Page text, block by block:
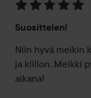
5
/
5
Suosittelen!
Niin hyvä meikin
ja kiillon. Meikki
aikana!